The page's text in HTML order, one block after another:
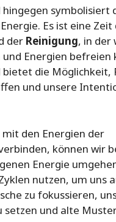
symbolisiert
Es ist eine Zeit
der Reinigung, in der
Energien befreien
bietet die Möglichkeit,
und unsere
den Energien der
können wir
Energie
nutzen, um uns
zu fokussieren,
setzen und alte